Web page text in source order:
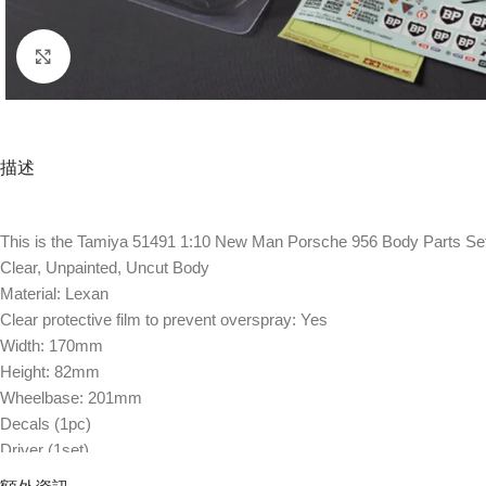
描述
This is the Tamiya 51491 1:10 New Man Porsche 956 Body Parts
Clear, Unpainted, Uncut Body
Material: Lexan
Clear protective film to prevent overspray: Yes
Width: 170mm
Height: 82mm
Wheelbase: 201mm
Decals (1pc)
Driver (1set)
Instruction